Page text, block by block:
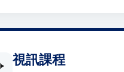
視訊課程